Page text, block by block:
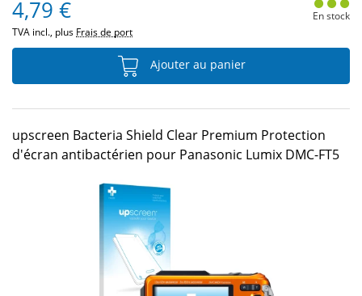
4,79 €
TVA incl., plus Frais de port
En stock
Ajouter au panier
upscreen Bacteria Shield Clear Premium Protection
d'écran antibactérien pour Panasonic Lumix DMC-FT5